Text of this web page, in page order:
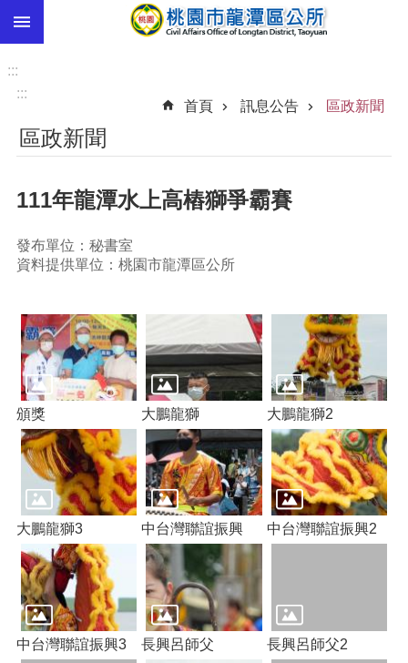
跳到主要內容區塊
進
階
本
紹
訊
息
公
告
生
活
民
資
機
關
通
訊
錄
:::
:::
首頁
訊息公告 區政新聞
區政新聞
111年龍潭水上高樁獅爭霸賽
發布單位：秘書室
資料提供單位：桃園市龍潭區公所
頒獎 大鵬龍獅 大鵬龍獅2
大鵬龍獅3 中台灣聯誼振興 中台灣聯誼振興2
中台灣聯誼振興3 長興呂師父 長興呂師父2